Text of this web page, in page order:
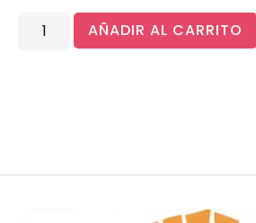
AÑADIR AL CARRITO